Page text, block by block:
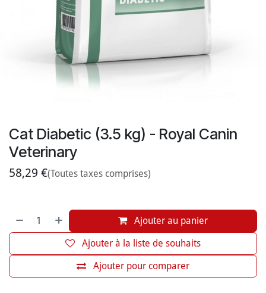
Cat Diabetic (3.5 kg) - Royal Canin
Veterinary
58,29 €(Toutes taxes comprises)
Ajouter au panier
Ajouter pour comparer
Ajouter à la liste de souhaits